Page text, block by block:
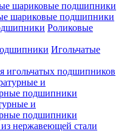
шариковые подшипники
шариковые подшипники
Роликовые
Игольчатые
игольчатых подшипников
и
подшипники